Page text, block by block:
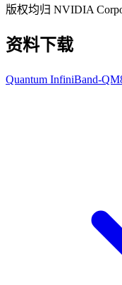
版权均归 NVIDIA
资料下载
Quantum InfiniBand-